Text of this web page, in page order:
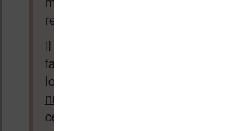
respectent pas la loi pourront être
Il est autorisé de laisser un
faire la promotion de vos travaux
logiciel ou autre) ayant un lien
numérique
cette thématique sera supprimé du